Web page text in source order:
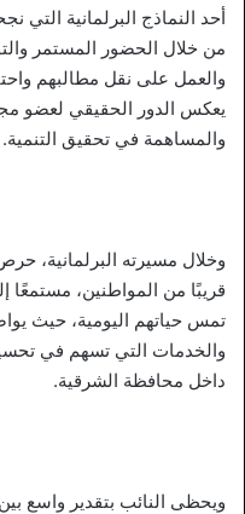
أحد النماذج البرلمانية التي
من خلال الحضور المستمر
والعمل على نقل مطالبهم
يعكس الدور الحقيقي لعضو
والمساهمة في تحقيق التنمية.
وخلال مسيرته البرلمانية،
قريبًا من المواطنين، مستمعًا
تمس حياتهم اليومية، حيث
والخدمات التي تسهم في
داخل محافظة الشرقية.
ويحظى النائب بتقدير واسع